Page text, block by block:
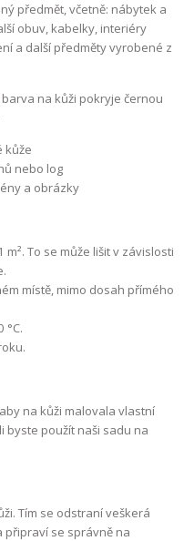
předmět, včetně: nábytek a
obuv, kabelky, interiéry
a další předměty vyrobené z
na kůži pokryje černou
kůže
nebo log
a obrázky
To se může lišit v závislosti
místě, mimo dosah přímého
°C.
na kůži malovala vlastní
byste použít naši sadu na
Tím se odstraní veškerá
připraví se správně na